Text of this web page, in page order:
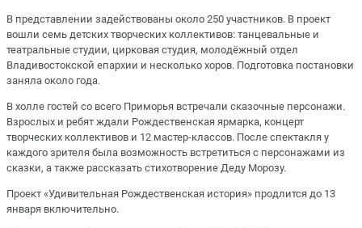
В представлении задействованы около 250 участников. В проект
вошли семь детских творческих коллективов: танцевальные и
театральные студии, цирковая студия, молодёжный отдел
Владивостокской епархии и несколько хоров. Подготовка постановки
заняла около года.
В холле гостей со всего Приморья встречали сказочные персонажи.
Взрослых и ребят ждали Рождественская ярмарка, концерт
творческих коллективов и 12 мастер-классов. После спектакля у
каждого зрителя была возможность встретиться с персонажами из
сказки, а также рассказать стихотворение Деду Морозу.
Проект «Удивительная Рождественская история» продлится до 13
января включительно.